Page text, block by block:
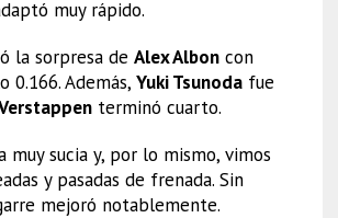
muy rápido.
la sorpresa de Alex Alboncon
0.166. Además, Yuki Tsunodafue
terminó cuarto.
muy sucia y, por lo mismo, vimos
y pasadas de frenada. Sin
mejoró notablemente.